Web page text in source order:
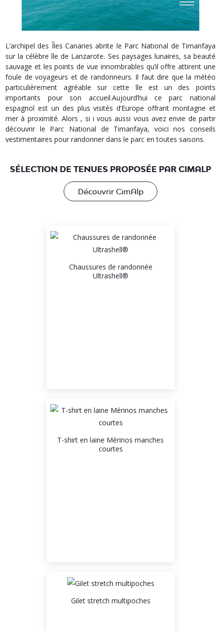
L’archipel des Îles Canaries abrite le Parc National de Timanfaya
sur la célèbre île de Lanzarote. Ses paysages lunaires, sa beauté
sauvage et les points de vue innombrables qu’il offre attirent une
foule de voyageurs et de randonneurs. Il faut dire que la météo
particulièrement agréable sur cette île est un des points
importants pour son accueil.Aujourd’hui ce parc national
espagnol est un des plus visités d’Europe offrant montagne et
mer à proximité. Alors , si i vous aussi vous avez envie de partir
découvrir le Parc National de Timanfaya, voici nos conseils
vestimentaires pour randonner dans le parc en toutes saisons.
SÉLECTION DE TENUES PROPOSÉE PAR CIMALP
Découvrir CimAlp
Chaussures de randonnée
Ultrashell®
T-shirt en laine Mérinos manches
courtes
Gilet stretch multipoches